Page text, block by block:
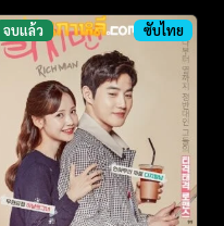
จบแล้ว ซับไทย